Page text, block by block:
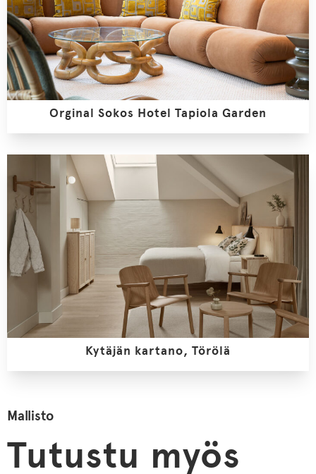
Orginal Sokos Hotel Tapiola Garden
Kytäjän kartano, Törölä
Mallisto
Tutustu myös